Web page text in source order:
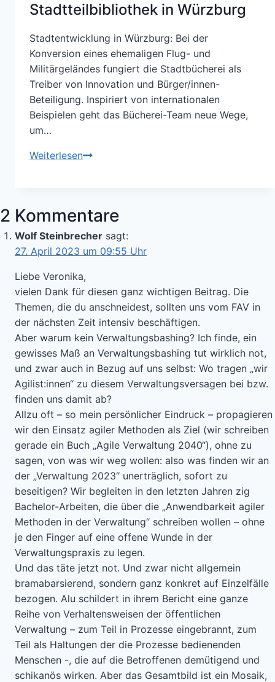
Stadtteilbibliothek in Würzburg
Stadtentwicklung in Würzburg: Bei der
Konversion eines ehemaligen Flug- und
Militärgeländes fungiert die Stadtbücherei als
Treiber von Innovation und Bürger/innen-
Beteiligung. Inspiriert von internationalen
Beispielen geht das Bücherei-Team neue Wege,
um…
WeiterlesenInspiration,
innovative
Ansätze
bei
Entwicklung
einer
neuen
Stadtteilbibliothek
in
Würzburg
2 Kommentare
Wolf Steinbrecher sagt:
27. April 2023 um 09:55 Uhr
Liebe Veronika,
vielen Dank für diesen ganz wichtigen Beitrag. Die
Themen, die du anschneidest, sollten uns vom FAV in
der nächsten Zeit intensiv beschäftigen.
Aber warum kein Verwaltungsbashing? Ich finde, ein
gewisses Maß an Verwaltungsbashing tut wirklich not,
und zwar auch in Bezug auf uns selbst: Wo tragen „wir
Agilist:innen“ zu diesem Verwaltungsversagen bei bzw.
finden uns damit ab?
Allzu oft – so mein persönlicher Eindruck – propagieren
wir den Einsatz agiler Methoden als Ziel (wir schreiben
gerade ein Buch „Agile Verwaltung 2040“), ohne zu
sagen, von was wir weg wollen: also was finden wir an
der „Verwaltung 2023“ unerträglich, sofort zu
beseitigen? Wir begleiten in den letzten Jahren zig
Bachelor-Arbeiten, die über die „Anwendbarkeit agiler
Methoden in der Verwaltung“ schreiben wollen – ohne
je den Finger auf eine offene Wunde in der
Verwaltungspraxis zu legen.
Und das täte jetzt not. Und zwar nicht allgemein
bramabarsierend, sondern ganz konkret auf Einzelfälle
bezogen. Alu schildert in ihrem Bericht eine ganze
Reihe von Verhaltensweisen der öffentlichen
Verwaltung – zum Teil in Prozesse eingebrannt, zum
Teil als Haltungen der die Prozesse bedienenden
Menschen -, die auf die Betroffenen demütigend und
schikanös wirken. Aber das Gesamtbild ist ein Mosaik,